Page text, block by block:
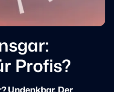
Profis?
Undenkbar. Der